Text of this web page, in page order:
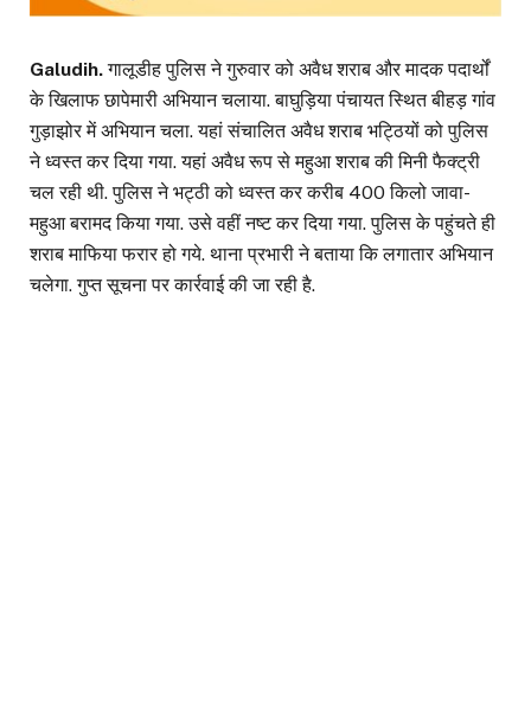
Galudih.गालूडीह पुलिस ने गुरुवार को अवैध शराब और मादक पदार्थों
के खिलाफ छापेमारी अभियान चलाया. बाघुड़िया पंचायत स्थित बीहड़ गांव
गुड़ाझोर में अभियान चला. यहां संचालित अवैध शराब भट्ठियों को पुलिस
ने ध्वस्त कर दिया गया. यहां अवैध रूप से महुआ शराब की मिनी फैक्ट्री
चल रही थी. पुलिस ने भट्ठी को ध्वस्त कर करीब 400 किलो जावा-
महुआ बरामद किया गया. उसे वहीं नष्ट कर दिया गया. पुलिस के पहुंचते ही
शराब माफिया फरार हो गये. थाना प्रभारी ने बताया कि लगातार अभियान
चलेगा. गुप्त सूचना पर कार्रवाई की जा रही है.